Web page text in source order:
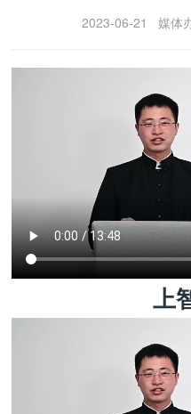
艺术欣赏
2023-06-21 媒体
上